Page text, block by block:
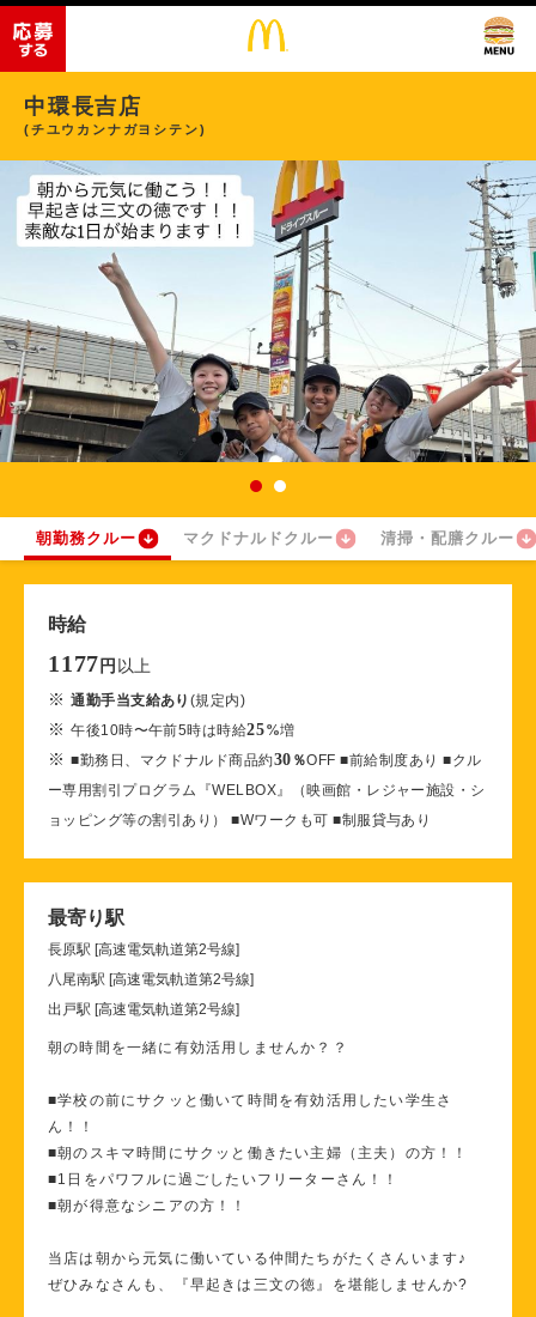
中環長吉店
(チユウカンナガヨシテン)
朝勤務クルー マクドナルドクルー 清掃・配膳クルー
時給
1177 円 以上
※通勤手当支給あり (規定内)
※午後10時〜午前5時は時給25%増
※■勤務日、マクドナルド商品約30 ％OFF ■前給制度あり ■クル
ー専用割引プログラム『WELBOX』（映画館・レジャー施設・シ
ョッピング等の割引あり） ■Wワークも可 ■制服貸与あり
最寄り駅
長原駅 [高速電気軌道第2号線]
八尾南駅 [高速電気軌道第2号線]
出戸駅 [高速電気軌道第2号線]
朝の時間を一緒に有効活用しませんか？？
■学校の前にサクッと働いて時間を有効活用したい学生さ
ん！！
■朝のスキマ時間にサクッと働きたい主婦（主夫）の方！！
■1日をパワフルに過ごしたいフリーターさん！！
■朝が得意なシニアの方！！
当店は朝から元気に働いている仲間たちがたくさんいます♪
ぜひみなさんも、『早起きは三文の徳』を堪能しませんか?